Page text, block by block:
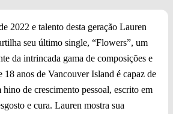
2022 e talento desta geração Lauren
seu último single, “Flowers”, um
da intrincada gama de composições e
18 anos de Vancouver Island é capaz de
de crescimento pessoal, escrito em
e cura. Lauren mostra sua